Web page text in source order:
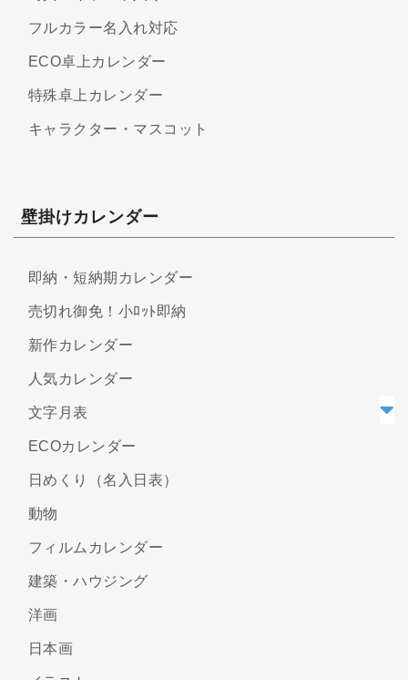
フルカラー名入れ対応
ECO卓上カレンダー
特殊卓上カレンダー
キャラクター・マスコット
壁掛けカレンダー
即納・短納期カレンダー
売切れ御免！小ﾛｯﾄ即納
新作カレンダー
人気カレンダー
文字月表
ECOカレンダー
日めくり（名入日表）
動物
フィルムカレンダー
建築・ハウジング
洋画
日本画